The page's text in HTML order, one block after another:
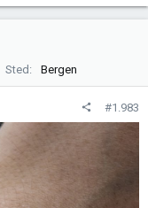
Sted Bergen
#1.983